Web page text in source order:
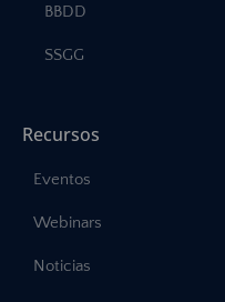
BBDD
SSGG
Recursos
Eventos
Webinars
Noticias